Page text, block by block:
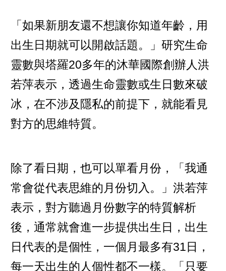
「如果新朋友還不想讓你知道年齡，用
出生日期就可以開啟話題。」研究生命
靈數與塔羅20多年的沐華國際創辦人洪
若萍表示，透過生命靈數或生日數來破
冰，在不涉及隱私的前提下，就能看見
對方的思維特質。
除了看日期，也可以單看月份，「我通
常會從代表思維的月份切入。」洪若萍
表示，對方聽過月份數字的特質解析
後，通常就會進一步提供出生日，出生
日代表的是個性，一個月最多有31日，
每一天出生的人個性都不一樣。「只要